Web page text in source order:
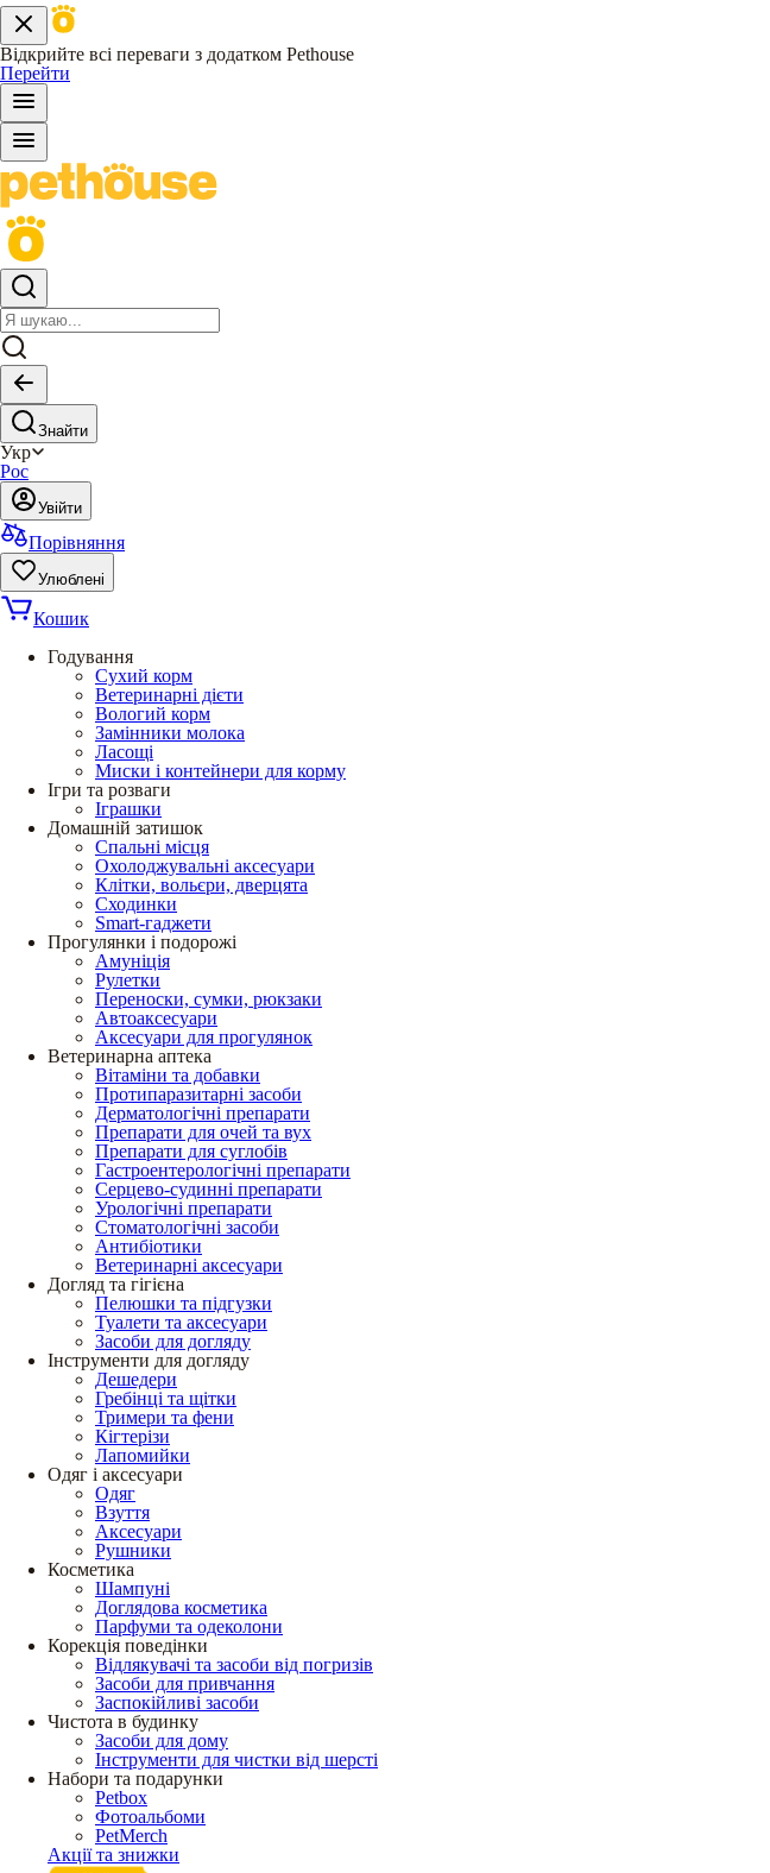
Відкрийте всі переваги з додатком Pethouse
Перейти
Знайти
Укр
Рос
Увійти
Порівняння
Улюблені
Кошик
Годування
Сухий корм
Ветеринарні дієти
Вологий корм
Замінники молока
Ласощі
Миски і контейнери для корму
Ігри та розваги
Іграшки
Домашній затишок
Спальні місця
Охолоджувальні аксесуари
Клітки, вольєри, дверцята
Сходинки
Smart-гаджети
Прогулянки і подорожі
Амуніція
Рулетки
Переноски, сумки, рюкзаки
Автоаксесуари
Аксесуари для прогулянок
Ветеринарна аптека
Вітаміни та добавки
Протипаразитарні засоби
Дерматологічні препарати
Препарати для очей та вух
Препарати для суглобів
Гастроентерологічні препарати
Серцево-судинні препарати
Урологічні препарати
Стоматологічні засоби
Антибіотики
Ветеринарні аксесуари
Догляд та гігієна
Пелюшки та підгузки
Туалети та аксесуари
Засоби для догляду
Інструменти для догляду
Дешедери
Гребінці та щітки
Тримери та фени
Кігтерізи
Лапомийки
Одяг і аксесуари
Одяг
Взуття
Аксесуари
Рушники
Косметика
Шампуні
Доглядова косметика
Парфуми та одеколони
Корекція поведінки
Відлякувачі та засоби від погризів
Засоби для привчання
Заспокійливі засоби
Чистота в будинку
Засоби для дому
Інструменти для чистки від шерсті
Набори та подарунки
Petbox
Фотоальбоми
PetMerch
Акції та знижки